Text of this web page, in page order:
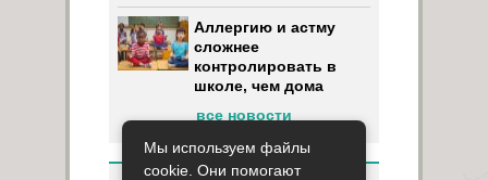
Аллергию и астму
сложнее
контролировать в
школе, чем дома
все новости
Мы используем файлы
cookie. Они помогают